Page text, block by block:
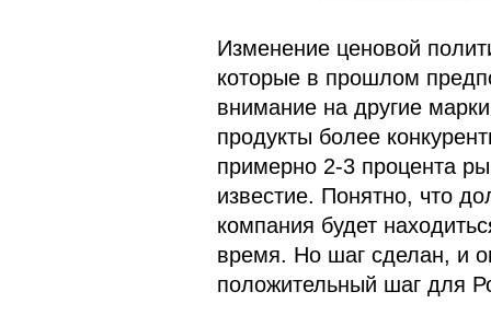
Изменение ценовой
которые в прошлом
внимание на другие
продукты более
примерно 2-3 процента
известие. Понятно, что
компания будет
время. Но шаг сделан, и
положительный шаг для